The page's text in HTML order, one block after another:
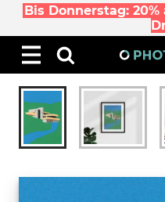
Bis Donnerstag: